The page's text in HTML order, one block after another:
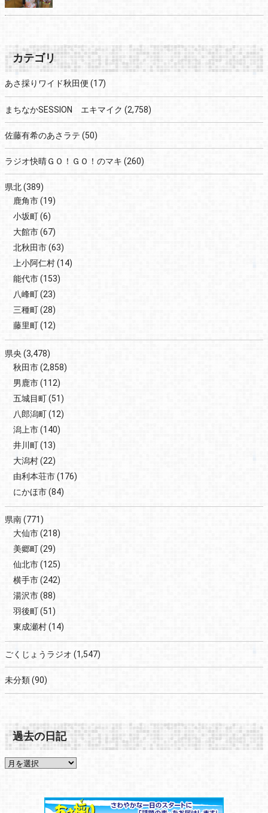
カテゴリ
あさ採りワイド秋田便 (17)
まちなかSESSION エキマイク (2,758)
佐藤有希のあさラテ (50)
ラジオ快晴ＧＯ！ＧＯ！のマキ (260)
県北(389)
鹿角市(19)
小坂町(6)
大館市(67)
北秋田市(63)
上小阿仁村(14)
能代市(153)
八峰町(23)
三種町(28)
藤里町(12)
県央 (3,478)
秋田市(2,858)
男鹿市(112)
五城目町(51)
八郎潟町(12)
潟上市(140)
井川町(13)
大潟村(22)
由利本荘市(176)
にかほ市(84)
県南(771)
大仙市(218)
美郷町(29)
仙北市(125)
横手市(242)
湯沢市(88)
羽後町(51)
東成瀬村(14)
ごくじょうラジオ (1,547)
未分類(90)
過去の日記